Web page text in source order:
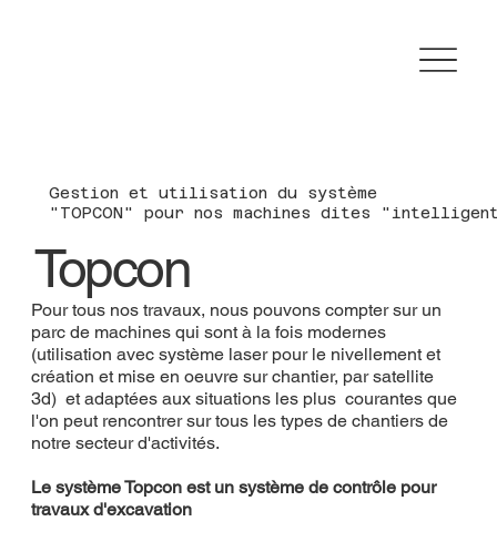
Topcon
Gestion et utilisation du système
"TOPCON" pour nos machines dites
Pour tous nos travaux, nous pouvons compter sur un
parc de machines qui sont à la fois modernes
(utilisation avec système laser pour le nivellement et
création et mise en oeuvre sur chantier, par satellite
3d) et adaptées aux situations les plus courantes que
l'on peut rencontrer sur tous les types de chantiers de
notre secteur d'activités.
Le système Topcon est un système de contrôle pour
travaux d'excavation